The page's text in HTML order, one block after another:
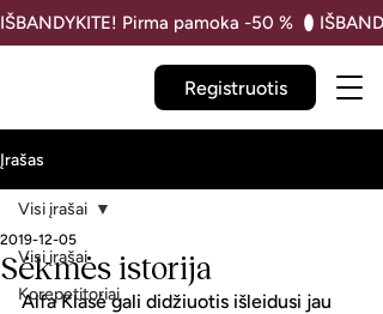
Registruotis
IŠBANDYKITE! Pirma pamoka -50 %
Įrašas
Visi įrašai
Korepetitoriai
Visi įrašai
Sėkmės istorija
2019-12-05
Alfa Klasė gali didžiuotis išleidusi jau